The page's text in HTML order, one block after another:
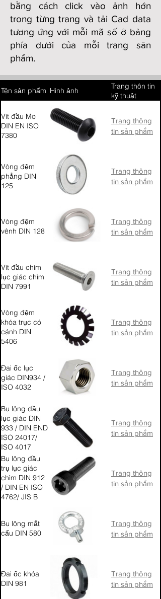
bằng cách click vào ảnh hớn
trong từng trang và tải Cad data
tương ứng với mỗi mã số ở bảng
phía dưới của mỗi trang sản
phẩm.
Tên sản phẩm Hình ảnh
Trang thôn tin
kỹ thuật
Vít đầu Mo
DIN EN ISO
7380
Trang thông
tin sản phẩm
Vòng đệm
phẳng DIN
125
Trang thông
tin sản phẩm
Vòng đệm
vênh DIN 128
Trang thông
tin sản phẩm
Vít đầu chìm
lục giác chìm
DIN 7991
Trang thông
tin sản phẩm
Vòng đệm
khóa trục có
cánh DIN
5406
Trang thông
tin sản phẩm
Đai ốc lục
giác DIN934 /
ISO 4032
Trang thông
tin sản phẩm
Bu lông dầu
lục giác DIN
933 / DIN END
ISO 24017/
ISO 4017
Trang thông
tin sản phẩm
Bu lông đầu
trụ lục giác
chìm DIN 912
/ DIN EN ISO
4762/ JIS B
Trang thông
tin sản phẩm
Bu lông mắt
cẩu DIN 580
Trang thông
tin sản phẩm
Đai ốc khóa
DIN 981
Trang thông
tin sản phẩm